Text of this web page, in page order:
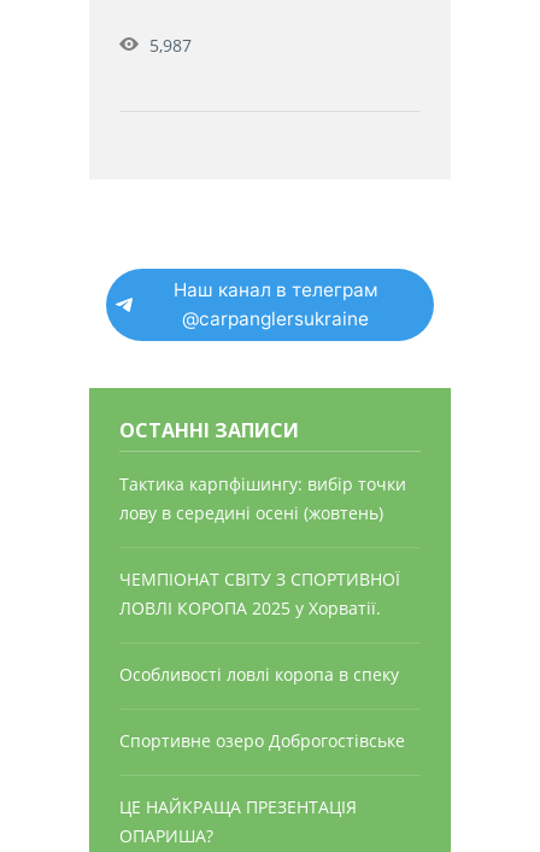
5,987
Наш канал в телеграм
@carpanglersukraine
ОСТАННІ ЗАПИСИ
Тактика карпфішингу: вибір точки
лову в середині осені (жовтень)
ЧЕМПІОНАТ СВІТУ З СПОРТИВНОЇ
ЛОВЛІ КОРОПА 2025 у Хорватії.
Особливості ловлі коропа в спеку
Спортивне озеро Доброгостівське
ЦЕ НАЙКРАЩА ПРЕЗЕНТАЦІЯ
ОПАРИША?